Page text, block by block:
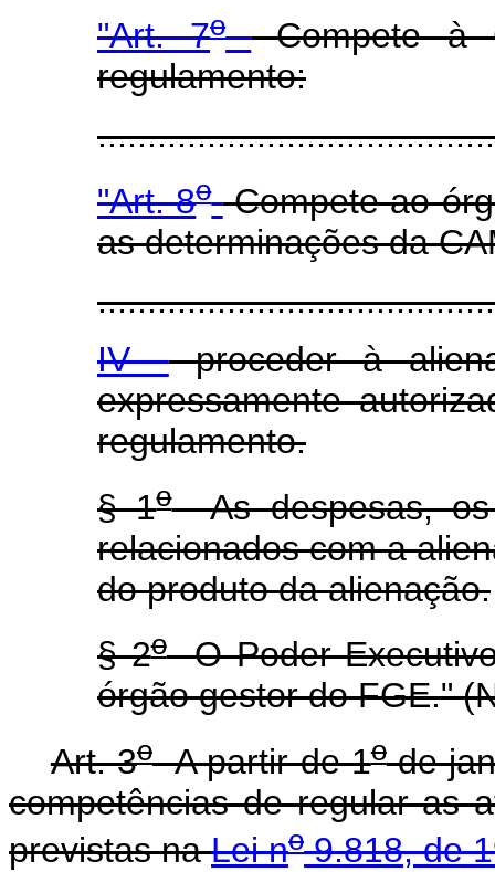
"Art. 7o
Compete à
regulamento:
"Art. 8o Compete ao
as determinações da
IV -proceder à
expressamente
regulamento.
§ 1oAs despesas, os
relacionados com a
do produto da alienação.
§ 2oO Poder
órgão gestor do FGE."
Art. 3oA partir de 1ode
competências de regular as
previstas naLei no9.818, de